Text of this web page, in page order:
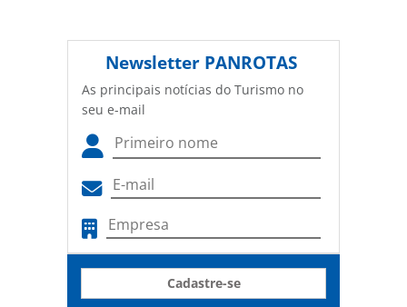
Newsletter PANROTAS
As principais notícias do Turismo no
seu e-mail
Cadastre-se